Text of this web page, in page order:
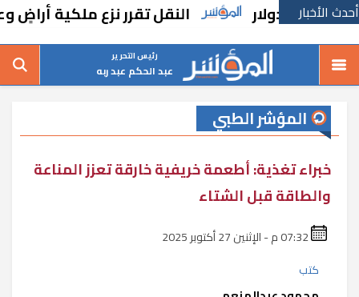
أحدث الأخبار النقل تقرر نزع ملكية أراضٍ
رئيس التحرير
عبد الحكم عبد ربه
المؤشر الطبي
خبراء تغذية: أطعمة خريفية خارقة تعزز المناعة
والطاقة قبل الشتاء
كتب